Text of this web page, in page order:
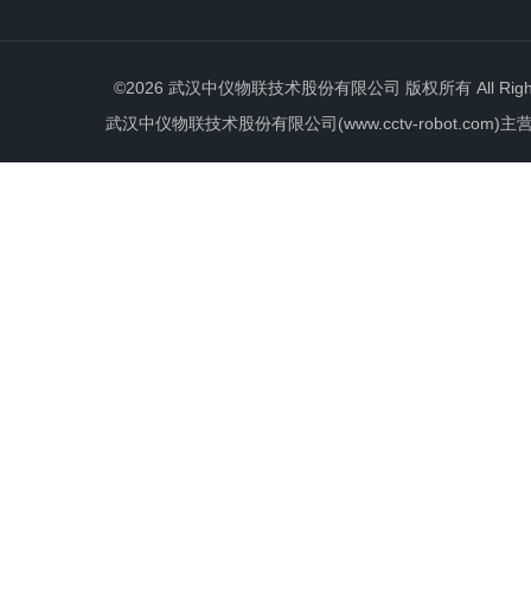
©2026 武汉中仪物联技术股份有限公司 版权所有 All
武汉中仪物联技术股份有限公司(www.cctv-robot.com)主